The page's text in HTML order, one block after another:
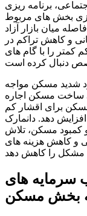
برنامه ریزی
بخش های مربوط
میان بازار آزاد
و کاهش تراکم در
کمتر را با گام های
شدید مسکن مواجه
ساخت مسکن اجاره
برای اقشار کم
دهد. دانمارک
کمبود مسکن، تلاش
و کاهش هزینه های
سرمایه های
بخش مسکن